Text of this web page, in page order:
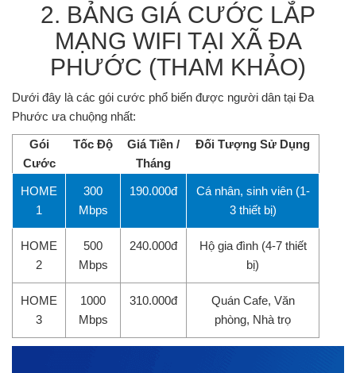
2. BẢNG GIÁ CƯỚC LẮP
MẠNG WIFI TẠI XÃ ĐA
PHƯỚC (THAM KHẢO)
Dưới đây là các gói cước phổ biến được người dân tại Đa
Phước ưa chuộng nhất:
Gói
Cước
Tốc Độ
Giá Tiền /
Tháng
Đối Tượng Sử Dụng
HOME
1
300
Mbps
190.000đ
Cá nhân, sinh viên (1-
3 thiết bị)
HOME
2
500
Mbps
240.000đ
Hộ gia đình (4-7 thiết
bị)
HOME
3
1000
Mbps
310.000đ
Quán Cafe, Văn
phòng, Nhà trọ